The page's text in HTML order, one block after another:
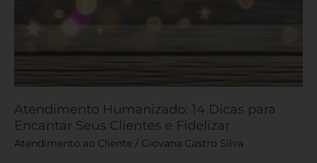
Atendimento Humanizado: 14 Dicas para
Encantar Seus Clientes e Fidelizar
Atendimento ao Cliente / Giovana Castro Silva